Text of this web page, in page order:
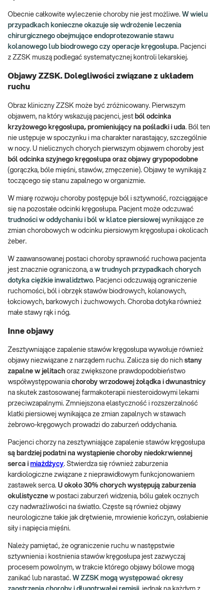
Obecnie całkowite wyleczenie choroby nie jest możliwe. W wielu
przypadkach konieczne okazuje się wdrożenie leczenia
chirurgicznego obejmujące endoprotezowanie stawu
kolanowego lub biodrowego czy operacje kręgosłupa. Pacjenci
z ZZSK muszą podlegać systematycznej kontroli lekarskiej.
Objawy ZZSK. Dolegliwości związane z układem
ruchu
Obraz kliniczny ZZSK może być zróżnicowany. Pierwszym
objawem, na który wskazują pacjenci, jest ból odcinka
krzyżowego kręgosłupa, promieniujący na pośladki i uda. Ból ten
nie ustępuje w spoczynku i ma charakter narastający, szczególnie
w nocy. U nielicznych chorych pierwszym objawem choroby jest
ból odcinka szyjnego kręgosłupa oraz objawy grypopodobne
(gorączka, bóle mięśni, stawów, zmęczenie). Objawy te wynikają z
toczącego się stanu zapalnego w organizmie.
W miarę rozwoju choroby postępuje ból i sztywność, rozciągające
się na pozostałe odcinki kręgosłupa. Pacjent może odczuwać
trudności w oddychaniu i ból w klatce piersiowej wynikające ze
zmian chorobowych w odcinku piersiowym kręgosłupa i okolicach
żeber.
W zaawansowanej postaci choroby sprawność ruchowa pacjenta
jest znacznie ograniczona, a w trudnych przypadkach chorych
dotyka ciężkie inwalidztwo. Pacjenci odczuwają ograniczenie
ruchomości, ból i obrzęk stawów biodrowych, kolanowych,
łokciowych, barkowych i żuchwowych. Choroba dotyka również
małe stawy rąk i nóg.
Inne objawy
Zesztywniające zapalenie stawów kręgosłupa wywołuje również
objawy niezwiązane z narządem ruchu. Zalicza się do nich stany
zapalne w jelitach oraz zwiększone prawdopodobieństwo
współwystępowania choroby wrzodowej żołądka i dwunastnicy
na skutek zastosowanej farmakoterapii niesteroidowymi lekami
przeciwzapalnymi. Zmniejszona elastyczność i rozszerzalność
klatki piersiowej wynikająca ze zmian zapalnych w stawach
żebrowo-kręgowych prowadzi do zaburzeń oddychania.
Pacjenci chorzy na zesztywniające zapalenie stawów kręgosłupa
są bardziej podatni na wystąpienie choroby niedokrwiennej
serca i miażdżycy. Stwierdza się również zaburzenia
kardiologiczne związane z nieprawidłowym funkcjonowaniem
zastawek serca. U około 30% chorych występują zaburzenia
okulistyczne w postaci zaburzeń widzenia, bólu gałek ocznych
czy nadwrażliwości na światło. Częste są również objawy
neurologiczne takie jak drętwienie, mrowienie kończyn, osłabienie
siły i napięcia mięśni.
Należy pamiętać, że ograniczenie ruchu w następstwie
sztywnienia i kostnienia stawów kręgosłupa jest zazwyczaj
procesem powolnym, w trakcie którego objawy bólowe mogą
zanikać lub narastać. W ZZSK mogą występować okresy